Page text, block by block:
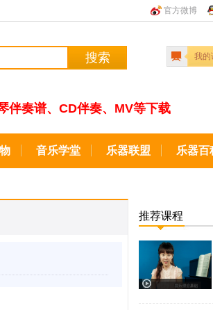
官方微博
搜索 我的
伴奏谱、CD伴奏、MV等下载
音乐学堂 乐器联盟 乐器百
推荐课程